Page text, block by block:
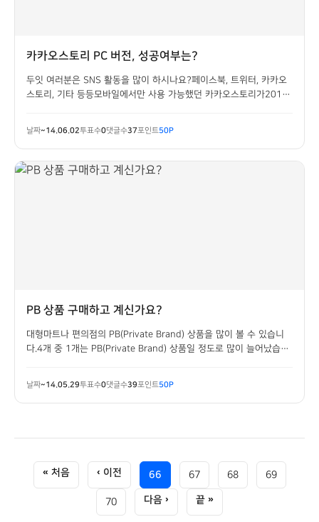
카카오스토리 PC 버전, 성공여부는?
두잇 여러분은 SNS 활동을 많이 하시나요?페이스북, 트위터, 카카오
스토리, 기타 등등모바일에서만 사용 가능했던 카카오스토리가2014
날짜~14.06.02투표수0댓글수37포인트50P
PB 상품 구매하고 계신가요?
대형마트나 편의점의 PB(Private Brand) 상품을 많이 볼 수 있습니
다.4개 중 1개는 PB(Private Brand) 상품일 정도로 많이 늘어났습니
날짜~14.05.29투표수0댓글수39포인트50P
66 67 68 69
70